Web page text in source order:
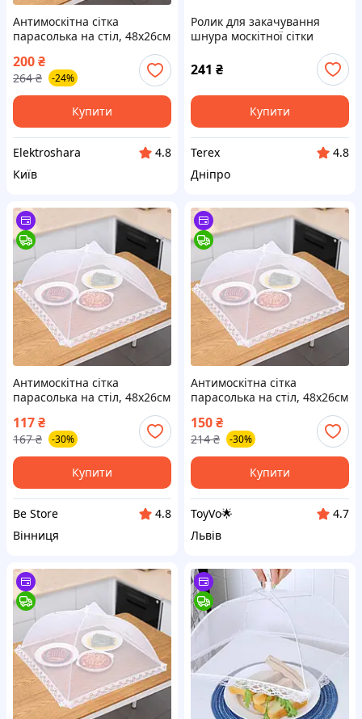
Антимоскітна сітка
парасолька на стіл, 48х26см
/ Антимоскітна парасолька-
ковпак для продуктів / Сітка
чохол на стіл
200₴
264 ₴ -24%
Купити
Elektroshara
4.8
Київ
Ролик для закачування
шнура москітної сітки
241 ₴
Купити
Terex
4.8
Дніпро
Антимоскітна сітка
парасолька на стіл, 48х26см
/ Антимоскітна парасолька-
ковпак для продуктів / Сітка
чохол на стіл
117₴
167 ₴ -30%
Купити
Be Store
4.8
Вінниця
Антимоскітна сітка
парасолька на стіл, 48х26см
/ Антимоскітна парасолька-
ковпак для продуктів / Сітка
чохол на стіл
150₴
214 ₴ -30%
Купити
ToyVo🌟
4.7
Львів